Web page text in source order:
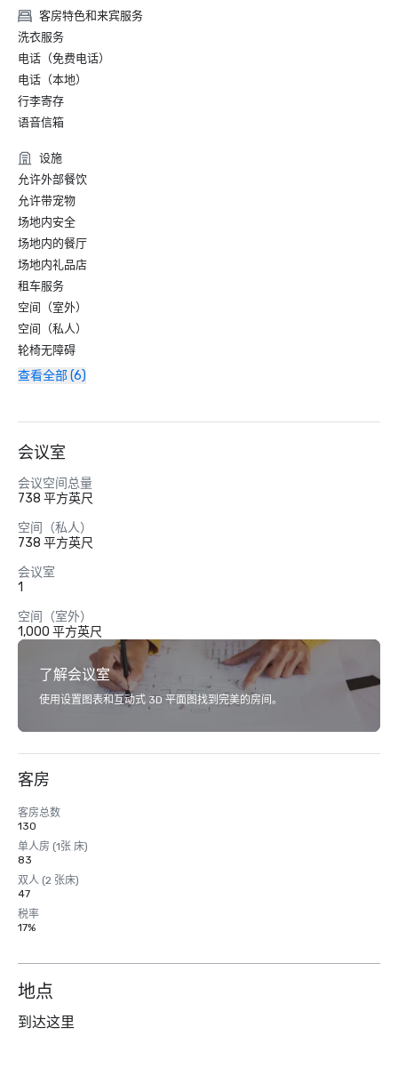
客房特色和来宾服务
洗衣服务
电话（免费电话）
电话（本地）
行李寄存
语音信箱
设施
允许外部餐饮
允许带宠物
场地内安全
场地内的餐厅
场地内礼品店
租车服务
空间（室外）
空间（私人）
轮椅无障碍
查看全部 (6)
会议室
会议空间总量
738 平方英尺
空间（私人）
738 平方英尺
会议室
1
空间（室外）
1,000 平方英尺
了解会议室
使用设置图表和互动式 3D 平面图找到完美的房间。
客房
客房总数
130
单人房 (1张 床)
83
双人 (2 张床)
47
税率
17%
地点
到达这里